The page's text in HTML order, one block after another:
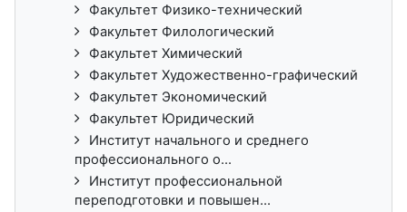
Факультет Физико-технический
Факультет Филологический
Факультет Химический
Факультет Художественно-графический
Факультет Экономический
Факультет Юридический
Институт начального и среднего
профессионального о...
Институт профессиональной
переподготовки и повышен...